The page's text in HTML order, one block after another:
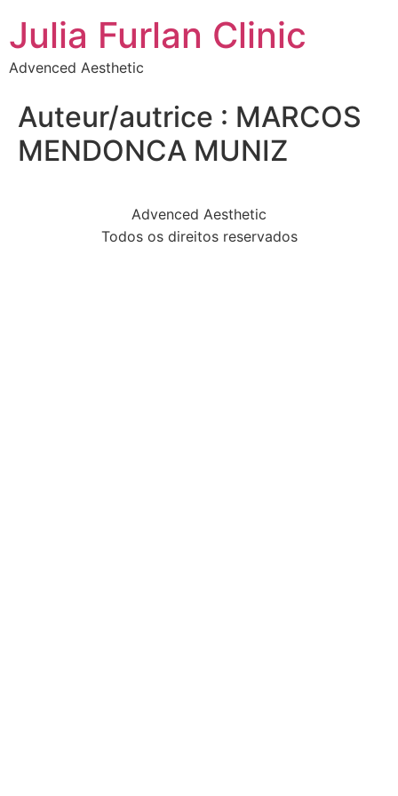
Julia Furlan Clinic
Advenced Aesthetic
Auteur/autrice : MARCOS
MENDONCA MUNIZ
Advenced Aesthetic
Todos os direitos reservados